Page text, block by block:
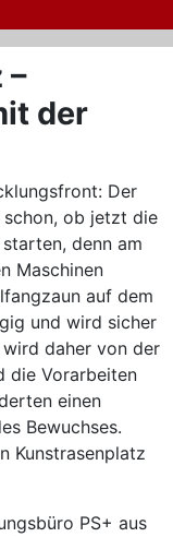
–
der
Der
ob jetzt die
denn am
Maschinen
auf dem
und wird sicher
daher von der
die Vorarbeiten
einen
Bewuchses.
Kunstrasenplatz
PS+ aus